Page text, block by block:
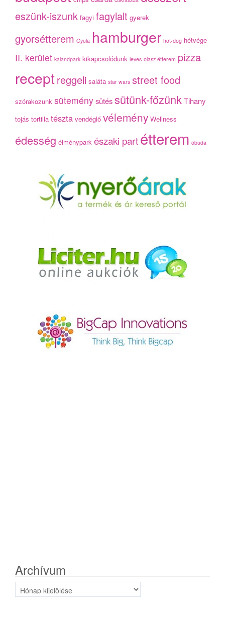
eszünk-iszunk fagyi fagylalt gyerek
gyorsétterem Gyula hamburger hot-dog hétvége
II. kerület kalandpark kikapcsolódunk leves olasz étterem pizza
receptreggeli saláta star wars street food
szórakozunk süteménysütéssütünk-főzünk Tihany
tojás tortilla tészta vendéglő vélemény Wellness
édesség élménypark északi partétterem óbuda
Archívum
Archívum